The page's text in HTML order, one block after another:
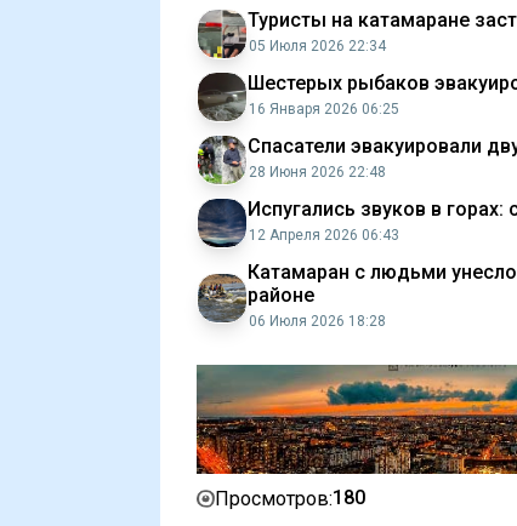
Туристы на катамаране
05 Июля 2026 22:34
Шестерых рыбаков
16 Января 2026 06:25
Спасатели эвакуировали
28 Июня 2026 22:48
Испугались звуков в
12 Апреля 2026 06:43
Катамаран с людьми
районе
06 Июля 2026 18:28
Просмотров:180